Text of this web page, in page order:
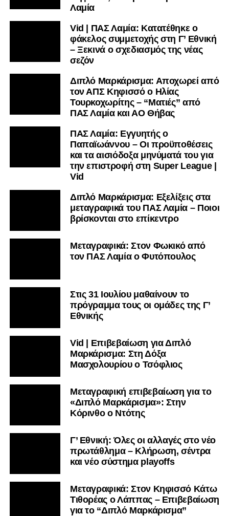
Twitterκαι στο Instagram
για να
Λαμία
Vid | ΠΑΣ Λαμία: Κατατέθηκε ο
φάκελος συμμετοχής στη Γ’ Εθνική
– Ξεκινά ο σχεδιασμός της νέας
σεζόν
Διπλό Μαρκάρισμα: Αποχωρεί από
τον ΑΠΣ Κηφισσό ο Ηλίας
Τουρκοχωρίτης – “Ματιές” από
ΠΑΣ Λαμία και ΑΟ Θήβας
ΠΑΣ Λαμία: Εγγυητής ο
Παπαϊωάννου – Οι προϋποθέσεις
και τα αισιόδοξα μηνύματά του για
την επιστροφή στη Super League |
Vid
Διπλό Μαρκάρισμα: Εξελίξεις στα
μεταγραφικά του ΠΑΣ Λαμία – Ποιοι
βρίσκονται στο επίκεντρο
Μεταγραφικά: Στον Φωκικό από
τον ΠΑΣ Λαμία ο Φυτόπουλος
Στις 31 Ιουλίου μαθαίνουν το
πρόγραμμα τους οι ομάδες της Γ’
Εθνικής
Vid | Επιβεβαίωση για Διπλό
Μαρκάρισμα: Στη Δόξα
Μασχολουρίου ο Τσόφλιος
Μεταγραφική επιβεβαίωση για το
«Διπλό Μαρκάρισμα»: Στην
Κόρινθο ο Ντότης
Γ’ Εθνική: Όλες οι αλλαγές στο νέο
πρωτάθλημα – Κλήρωση, σέντρα
και νέο σύστημα playoffs
Μεταγραφικά: Στον Κηφισσό Κάτω
Τιθορέας ο Λάππας – Επιβεβαίωση
για το “Διπλό Μαρκάρισμα”